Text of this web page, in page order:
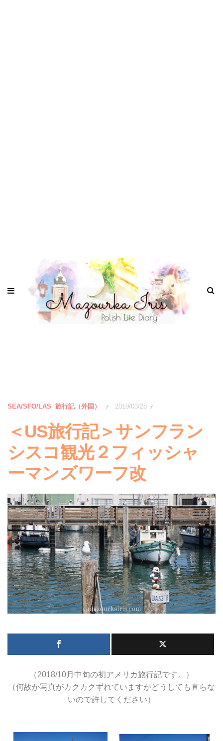
SEA/SFO/LAS 旅行記（外国） / 2019/03/28 /
＜US旅行記＞サンフラン
シスコ観光２フィッシャ
ーマンズワーフ改
（2018/10月中旬の初アメリカ旅行記です。）
（何故か写真がカクカクずれていますがどうしても直らな
いので許してください）